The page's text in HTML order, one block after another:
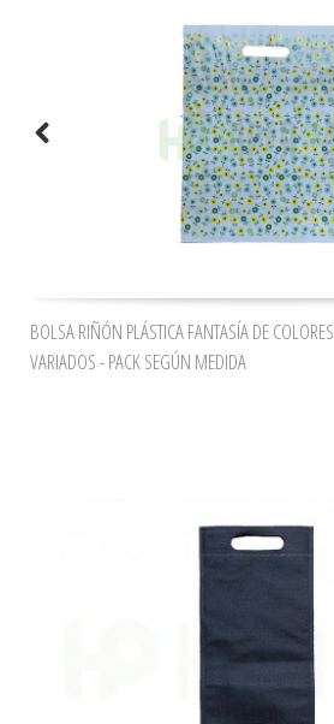
BOLSA RIÑÓN PLÁSTICA FANTASÍA DE COLORES
VARIADOS - PACK SEGÚN MEDIDA